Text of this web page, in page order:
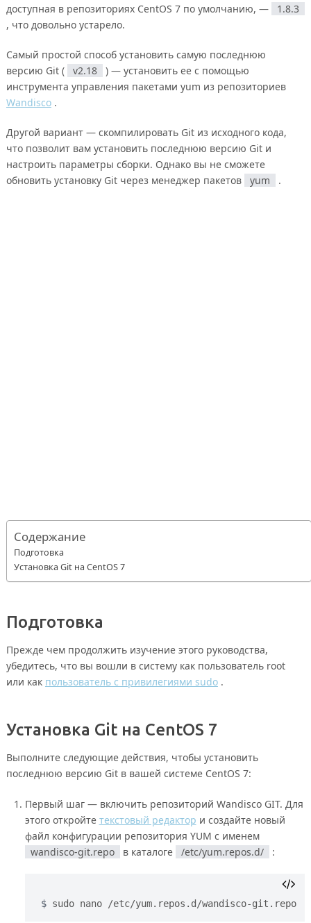
доступная в репозиториях CentOS 7 по умолчанию, —
1.8.3
, что довольно устарело.
Самый простой способ установить самую последнюю
версию Git (
v2.18
) — установить ее с помощью
инструмента управления пакетами yum из репозиториев
Wandisco.
Другой вариант — скомпилировать Git из исходного кода,
что позволит вам установить последнюю версию Git и
настроить параметры сборки. Однако вы не сможете
обновить установку Git через менеджер пакетов
yum .
Содержание
Подготовка
Установка Git на CentOS 7
Подготовка
Прежде чем продолжить изучение этого руководства,
убедитесь, что вы вошли в систему как пользователь root
или как пользователь с привилегиями sudo.
Установка Git на CentOS 7
Выполните следующие действия, чтобы установить
последнюю версию Git в вашей системе CentOS 7:
Первый шаг — включить репозиторий Wandisco GIT. Для
этого откройте текстовый редактор и создайте новый
файл конфигурации репозитория YUM с именем
wandisco-git.repo
в каталоге /etc/yum.repos.d/ :
sudo nano /etc/yum.repos.d/wandisco-git.repo